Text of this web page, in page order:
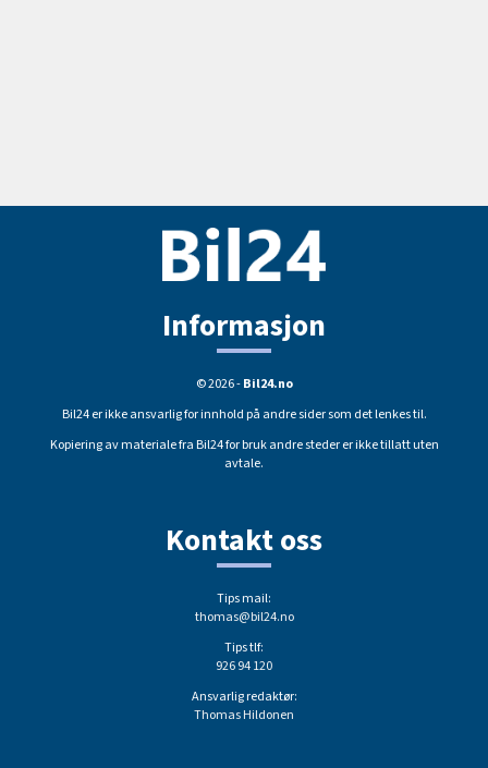
Informasjon
© 2026 -Bil24.no
Bil24 er ikke ansvarlig for innhold på andre sider som det lenkes til.
Kopiering av materiale fra Bil24 for bruk andre steder er ikke tillatt uten
avtale.
Kontakt oss
Tips mail:
thomas@bil24.no
Tips tlf:
926 94 120
Ansvarlig redaktør:
Thomas Hildonen